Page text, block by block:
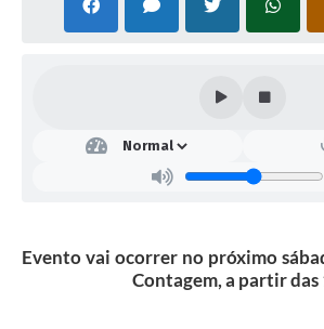
Evento vai ocorrer no próximo
Contagem, a partir das